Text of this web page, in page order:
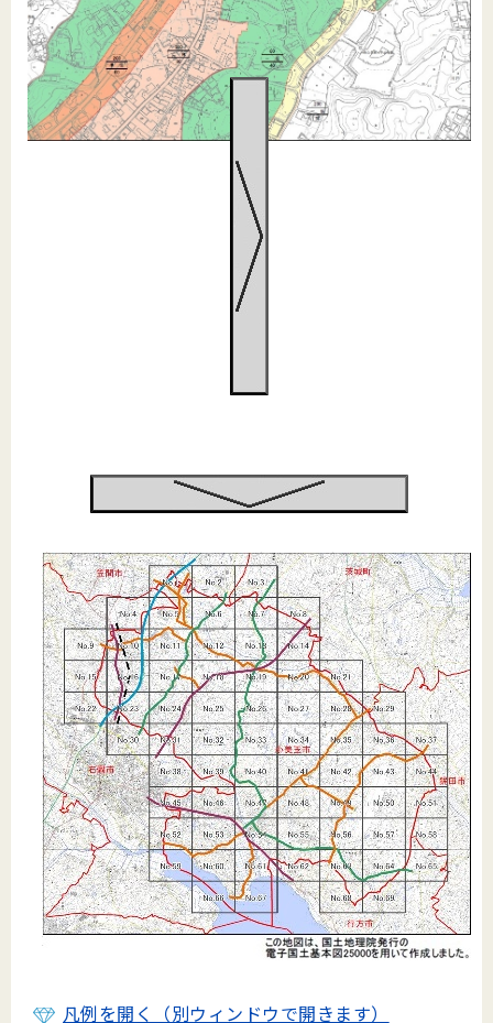
凡例を開く（別ウィンドウで開きます）